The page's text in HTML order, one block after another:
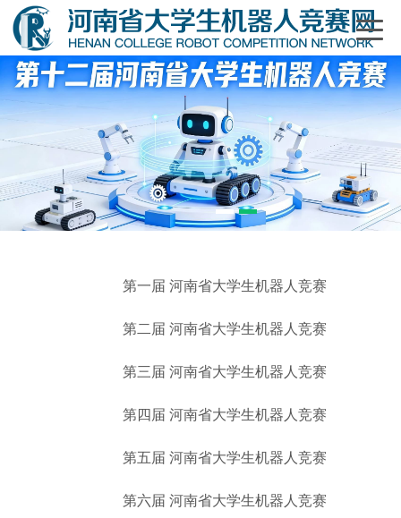
1 2
第一届 河南省大学生机器人竞赛
第二届 河南省大学生机器人竞赛
第三届 河南省大学生机器人竞赛
第四届 河南省大学生机器人竞赛
第五届 河南省大学生机器人竞赛
第六届 河南省大学生机器人竞赛